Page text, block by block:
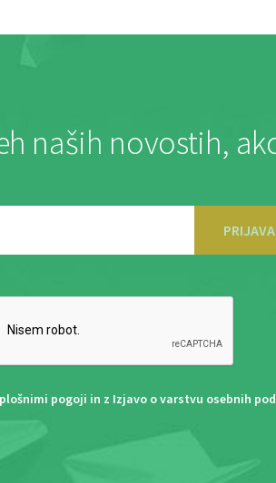
naših novostih,
PRIJAVA
pogoji in z Izjavo o varstvu osebnih